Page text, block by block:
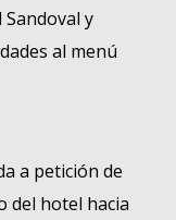
y
al menú
a petición de
del hotel hacia